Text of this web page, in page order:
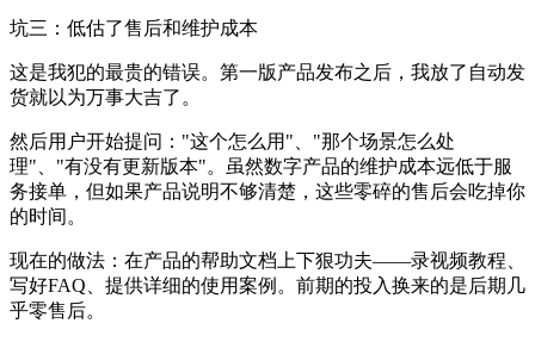
坑三：低估了售后和维护成本
这是我犯的最贵的错误。第一版产品发布之后，我放了自动发
货就以为万事大吉了。
然后用户开始提问："这个怎么用"、"那个场景怎么处
理"、"有没有更新版本"。虽然数字产品的维护成本远低于服
务接单，但如果产品说明不够清楚，这些零碎的售后会吃掉你
的时间。
现在的做法：在产品的帮助文档上下狠功夫——录视频教程、
写好FAQ、提供详细的使用案例。前期的投入换来的是后期几
乎零售后。